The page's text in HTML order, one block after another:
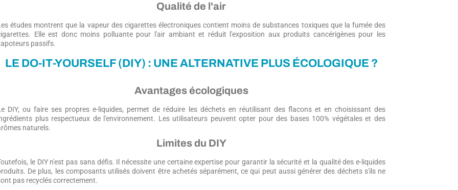
Qualité de l'air
études montrent que la vapeur des cigarettes électroniques contient moins de substances toxiques que la fumée des
Elle est donc moins polluante pour l'air ambiant et réduit l'exposition aux produits cancérigènes pour les
passifs.
LE DO-IT-YOURSELF (DIY) : UNE ALTERNATIVE PLUS ÉCOLOGIQUE ?
Avantages écologiques
DIY, ou faire ses propres e-liquides, permet de réduire les déchets en réutilisant des flacons et en choisissant des
plus respectueux de l'environnement. Les utilisateurs peuvent opter pour des bases 100% végétales et des
naturels.
Limites du DIY
le DIY n'est pas sans défis. Il nécessite une certaine expertise pour garantir la sécurité et la qualité des e-liquides
De plus, les composants utilisés doivent être achetés séparément, ce qui peut aussi générer des déchets s'ils ne
pas recyclés correctement.